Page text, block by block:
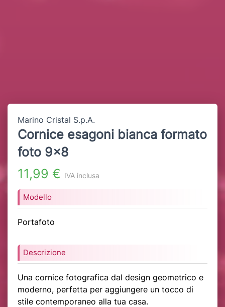
Marino Cristal S.p.A.
Cornice esagoni bianca formato
foto 9x8
11,99 € IVA inclusa
Modello
Portafoto
Descrizione
Una cornice fotografica dal design geometrico e
moderno, perfetta per aggiungere un tocco di
stile contemporaneo alla tua casa.